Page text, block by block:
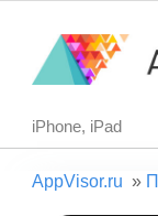
iPhone, iPad
AppVisor.ru »